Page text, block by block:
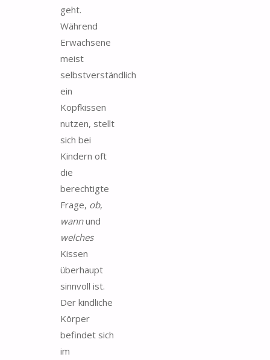
geht.
Während
Erwachsene
meist
selbstverständlich
ein
Kopfkissen
nutzen, stellt
sich bei
Kindern oft
die
berechtigte
Frage, ob,
wannund
welches
Kissen
überhaupt
sinnvoll ist.
Der kindliche
Körper
befindet sich
im